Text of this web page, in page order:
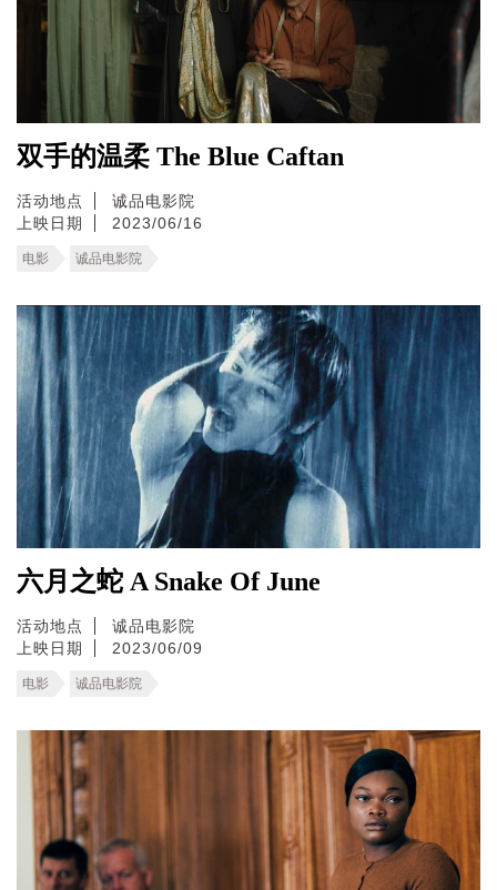
双手的温柔 The Blue Caftan
活动地点
诚品电影院
上映日期
2023/06/16
电影 诚品电影院
六月之蛇 A Snake Of June
活动地点
诚品电影院
上映日期
2023/06/09
电影 诚品电影院